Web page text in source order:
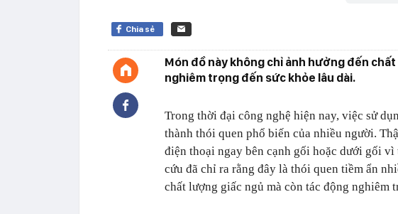
Chia sẻ
Món đồ này không chỉ ảnh hưởng đến
nghiêm trọng đến sức khỏe lâu dài.
Trong thời đại công nghệ hiện nay, việc sử
thành thói quen phổ biến của nhiều người.
điện thoại ngay bên cạnh gối hoặc dưới gối
cứu đã chỉ ra rằng đây là thói quen tiềm ẩn
chất lượng giấc ngủ mà còn tác động nghiêm